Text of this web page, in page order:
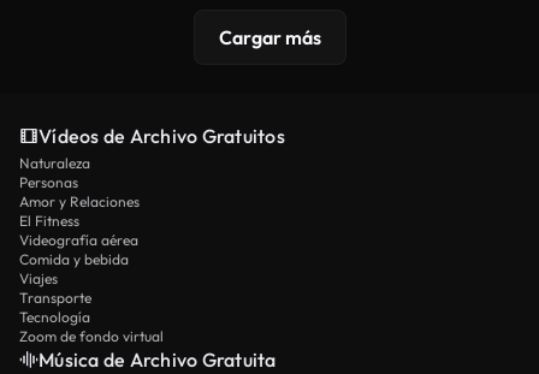
Cargar más
Vídeos de Archivo Gratuitos
Naturaleza
Personas
Amor y Relaciones
El Fitness
Videografía aérea
Comida y bebida
Viajes
Transporte
Tecnología
Zoom de fondo virtual
Música de Archivo Gratuita